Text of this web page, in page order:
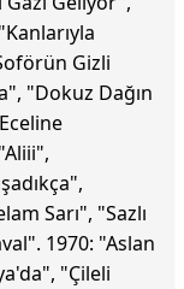
Gizli
"Dokuz Dağın
Sarı", "Sazlı
1970: "Aslan
"Çileli